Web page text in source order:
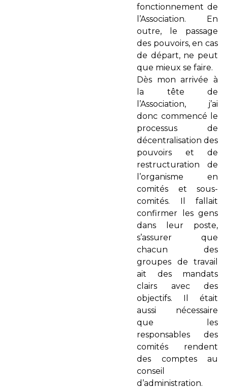
fonctionnement de
l’Association. En
outre, le passage
des pouvoirs, en cas
de départ, ne peut
que mieux se faire.
Dès mon arrivée à
la tête de
l’Association, j’ai
donc commencé le
processus de
décentralisation des
pouvoirs et de
restructuration de
l’organisme en
comités et sous-
comités. Il fallait
confirmer les gens
dans leur poste,
s’assurer que
chacun des
groupes de travail
ait des mandats
clairs avec des
objectifs. Il était
aussi nécessaire
que les
responsables des
comités rendent
des comptes au
conseil
d’administration.